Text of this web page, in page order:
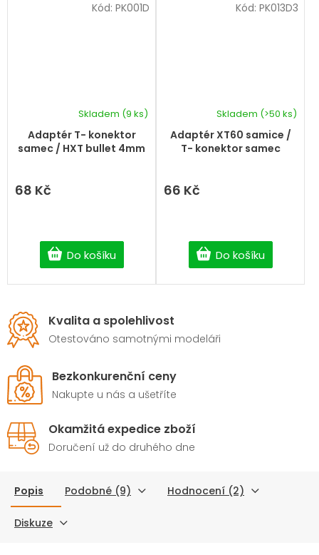
Adaptér T- konektor
samec / HXT bullet 4mm
Skladem (9 ks)
68 Kč
Do košíku
Kód: PK001D
Adaptér XT60 samice /
T- konektor samec
Skladem (>50 ks)
66 Kč
Do košíku
Kód: PK013D3
Kvalita a spolehlivost
Otestováno samotnými modeláři
Bezkonkurenční ceny
Nakupte u nás a ušetříte
Okamžitá expedice zboží
Doručení už do druhého dne
Popis Podobné (9) Hodnocení (2)
Diskuze